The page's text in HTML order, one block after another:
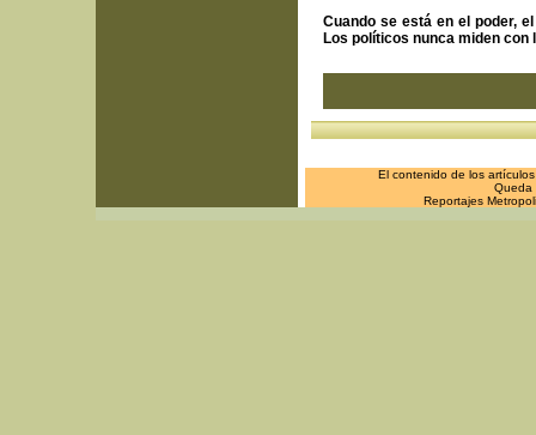
Cuando se está en el poder,
Los políticos nunca miden con
El contenido de los
Queda
Reportajes